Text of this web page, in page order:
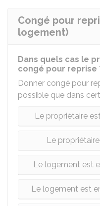
Congé pour
logement)
Dans quels cas le
congé pour reprise
Donner congé pour
possible que dans
Le propriétaire
Le
Le logement est
Le logement est